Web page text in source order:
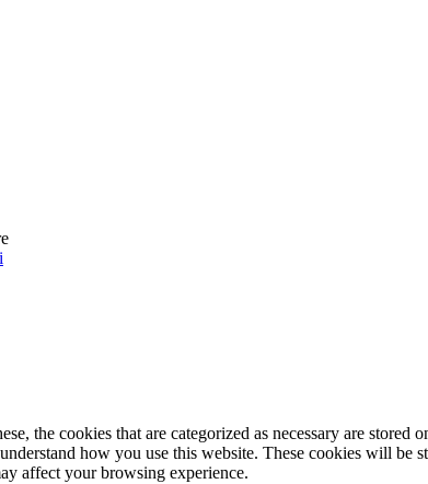
the cookies that are categorized as necessary are stored
how you use this website. These cookies will be
affect your browsing experience.